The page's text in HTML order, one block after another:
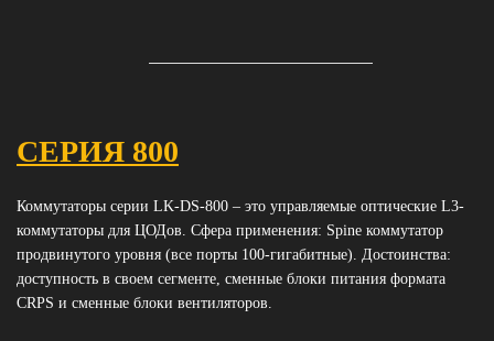
СЕРИЯ 800
Коммутаторы серии LK-DS-800 – это управляемые оптические L3-
коммутаторы для ЦОДов. Сфера применения: Spine коммутатор
продвинутого уровня (все порты 100-гигабитные). Достоинства:
доступность в своем сегменте, сменные блоки питания формата
CRPS и сменные блоки вентиляторов.